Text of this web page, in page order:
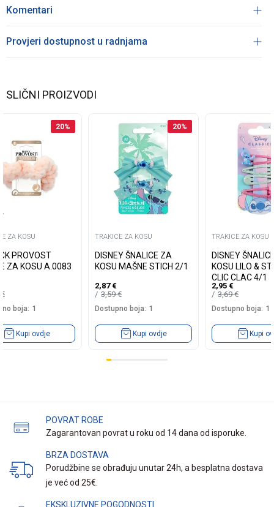
Komentari
Provjeri dostupnost u radnjama
SLIČNI PROIZVODI
20%
ZA KOSU
PROVOST
ZA KOSU A.0083
€
boja: 1
Kupi ovdje
20%
TRAKICE ZA KOSU
DISNEY ŠNALICE ZA
KOSU MAŠNE STICH 2/1
2,87 €
3,59€
Dostupno boja: 1
Kupi ovdje
TRAKICE ZA KOSU
DISNEY
KOSU LILO &
CLIC CLAC 4/1
2,95 €
3,69€
Dostupno boja: 1
Kupi
POVRAT ROBE
Zagarantovan povrat u roku od 14 dana od isporuke.
BRZA DOSTAVA
Porudžbine se obrađuju unutar 24h, a besplatna dostava
je već od 25€.
EKSKLUZIVNE POGODNOSTI